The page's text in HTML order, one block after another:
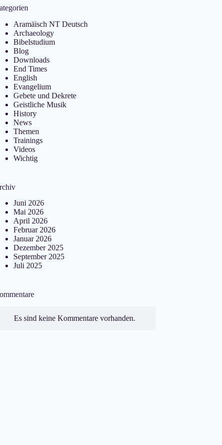
Aramäisch NT Deutsch
Archaeology
Bibelstudium
Blog
Downloads
End Times
English
Evangelium
Gebete und Dekrete
Geistliche Musik
History
News
Themen
Trainings
Videos
Wichtig
Juni 2026
Mai 2026
April 2026
Februar 2026
Januar 2026
Dezember 2025
September 2025
Juli 2025
Es sind keine Kommentare vorhanden.